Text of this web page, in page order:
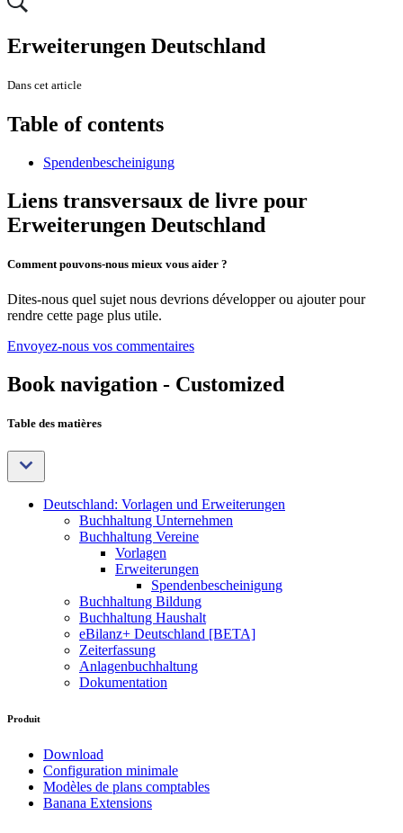
Erweiterungen Deutschland
Dans cet article
Table of contents
Spendenbescheinigung
Liens transversaux de livre pour
Erweiterungen Deutschland
Comment pouvons-nous mieux vous aider ?
Dites-nous quel sujet nous devrions développer ou ajouter pour
rendre cette page plus utile.
Envoyez-nous vos commentaires
Book navigation - Customized
Table des matières
Deutschland: Vorlagen und Erweiterungen
Buchhaltung Unternehmen
Buchhaltung Vereine
Vorlagen
Erweiterungen
Spendenbescheinigung
Buchhaltung Bildung
Buchhaltung Haushalt
eBilanz+ Deutschland [BETA]
Zeiterfassung
Anlagenbuchhaltung
Dokumentation
Produit
Download
Configuration minimale
Modèles de plans comptables
Banana Extensions